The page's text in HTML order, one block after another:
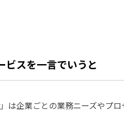
ビスを一言でいうと
」は企業ごとの業務ニーズやプ